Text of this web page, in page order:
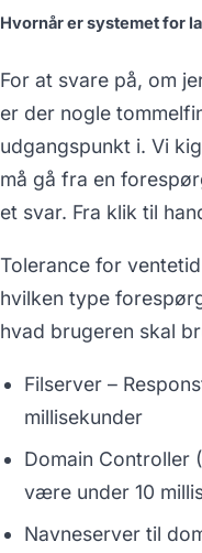
Hvornår er systemet for
For at svare på, om
er der nogle
udgangspunkt i. Vi
må gå fra en
et svar. Fra klik til
Tolerance for
hvilken type
hvad brugeren skal
Filserver –
millisekunder
Domain Controller
være under 10
Navneserver til